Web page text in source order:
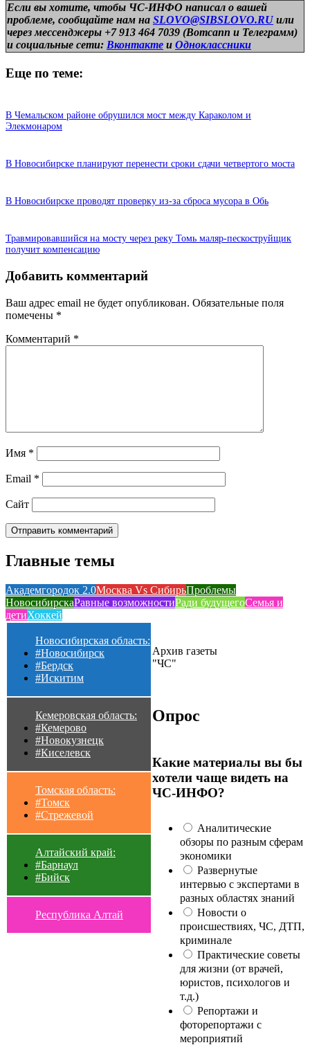
Если вы хотите, чтобы ЧС-ИНФО написал о вашей
проблеме, сообщайте нам на SLOVO@SIBSLOVO.RU или
через мессенджеры +7 913 464 7039 (Вотсапп и Телеграмм)
и социальные сети: Вконтакте и Одноклассники
Еще по теме:
В Чемальском районе обрушился мост между Караколом и
Элекмонаром
В Новосибирске планируют перенести сроки сдачи четвертого моста
В Новосибирске проводят проверку из-за сброса мусора в Обь
Травмировавшийся на мосту через реку Томь маляр-пескоструйщик
получит компенсацию
Добавить комментарий
Ваш адрес email не будет опубликован. Обязательные поля
помечены *
Комментарий *
Имя *
Email *
Сайт
Главные темы
Академгородок 2.0Москва Vs СибирьПроблемы
НовосибирскаРавные возможностиРади будущегоСемья и
детиХоккей
Новосибирская область:
#Новосибирск
#Бердск
#Искитим
Кемеровская область:
#Кемерово
#Новокузнецк
#Киселевск
Томская область:
#Томск
#Стрежевой
Алтайский край:
#Барнаул
#Бийск
Республика Алтай
Архив газеты
"ЧС"
Опрос
Какие материалы вы бы
хотели чаще видеть на
ЧС-ИНФО?
Аналитические
обзоры по разным сферам
экономики
Развернутые
интервью с экспертами в
разных областях знаний
Новости о
происшествиях, ЧС, ДТП,
криминале
Практические советы
для жизни (от врачей,
юристов, психологов и
т.д.)
Репортажи и
фоторепортажи с
мероприятий